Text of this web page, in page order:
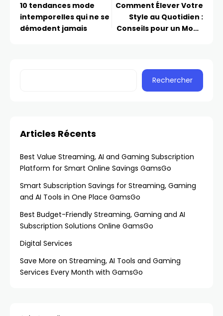
10 tendances mode
intemporelles qui ne se
démodent jamais
Comment Élever Votre
Style au Quotidien :
Conseils pour un Mode
Rechercher
Articles Récents
Best Value Streaming, AI and Gaming Subscription
Platform for Smart Online Savings GamsGo
Smart Subscription Savings for Streaming, Gaming
and AI Tools in One Place GamsGo
Best Budget-Friendly Streaming, Gaming and AI
Subscription Solutions Online GamsGo
Digital Services
Save More on Streaming, AI Tools and Gaming
Services Every Month with GamsGo